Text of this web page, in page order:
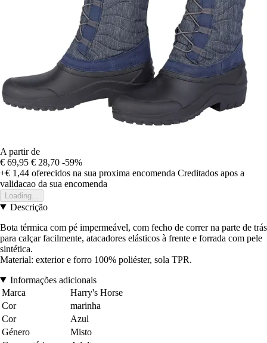
A partir de
€ 69,95 € 28,70 -59%
+€ 1,44 oferecidos na sua proxima encomenda Creditados apos a
validacao da sua encomenda
Loading...
Descrição
Bota térmica com pé impermeável, com fecho de correr na parte de trás
para calçar facilmente, atacadores elásticos à frente e forrada com pele
sintética.
Material: exterior e forro 100% poliéster, sola TPR.
Informações adicionais
Marca
Harry's Horse
Cor
marinha
Cor
Azul
Género
Misto